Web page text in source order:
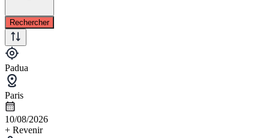
Rechercher
Padua
Paris
10/08/2026
+ Revenir